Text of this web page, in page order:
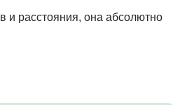
и расстояния, она абсолютно